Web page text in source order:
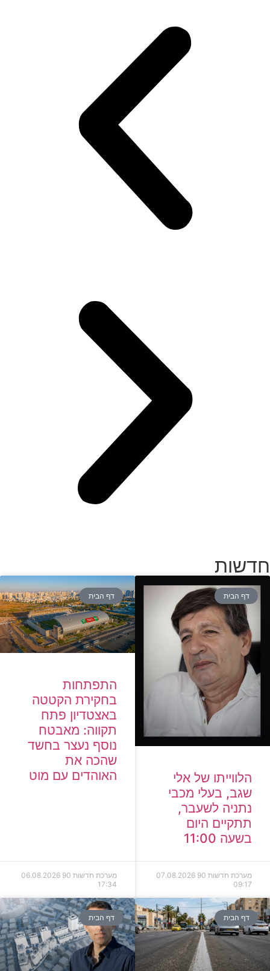
חדשות
דף הבית
הלווייתו של אלי
שגב, בעלי מכבי
נתניה לשעבר,
תתקיים היום
בשעה 11:00
מערכת חדשות 90
07.08.2026
09:17
דף הבית
התפתחות
בחקירת הקטטה
באצטדיון פתח
תקווה: מאבטח
נוסף נעצר בחשד
שהכה את
האוהדים עם מוט
מערכת חדשות 90
06.08.2026
17:34
דף הבית דף הבית